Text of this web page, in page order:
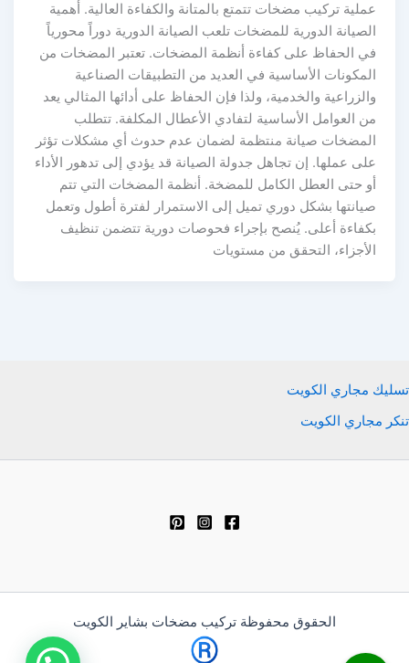
عملية تركيب مضخات تتمتع بالمتانة والكفاءة العالية. أهمية
الصيانة الدورية للمضخات تلعب الصيانة الدورية دوراً محورياً
في الحفاظ على كفاءة أنظمة المضخات. تعتبر المضخات من
المكونات الأساسية في العديد من التطبيقات الصناعية
والزراعية والخدمية، ولذا فإن الحفاظ على أدائها المثالي يعد
من العوامل الأساسية لتفادي الأعطال المكلفة. تتطلب
المضخات صيانة منتظمة لضمان عدم حدوث أي مشكلات تؤثر
على عملها. إن تجاهل جدولة الصيانة قد يؤدي إلى تدهور الأداء
أو حتى العطل الكامل للمضخة. أنظمة المضخات التي تتم
صيانتها بشكل دوري تميل إلى الاستمرار لفترة أطول وتعمل
بكفاءة أعلى. يُنصح بإجراء فحوصات دورية تتضمن تنظيف
الأجزاء، التحقق من مستويات
تسليك مجاري الكويت
تنكر مجاري الكويت
الحقوق محفوظة تركيب مضخات بشاير الكويت